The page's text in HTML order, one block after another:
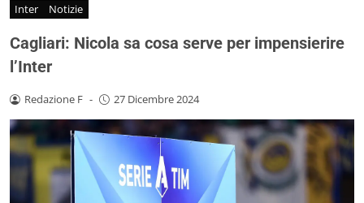
Inter Notizie
Cagliari: Nicola sa cosa serve per impensierire
l’Inter
Redazione F - 27 Dicembre 2024